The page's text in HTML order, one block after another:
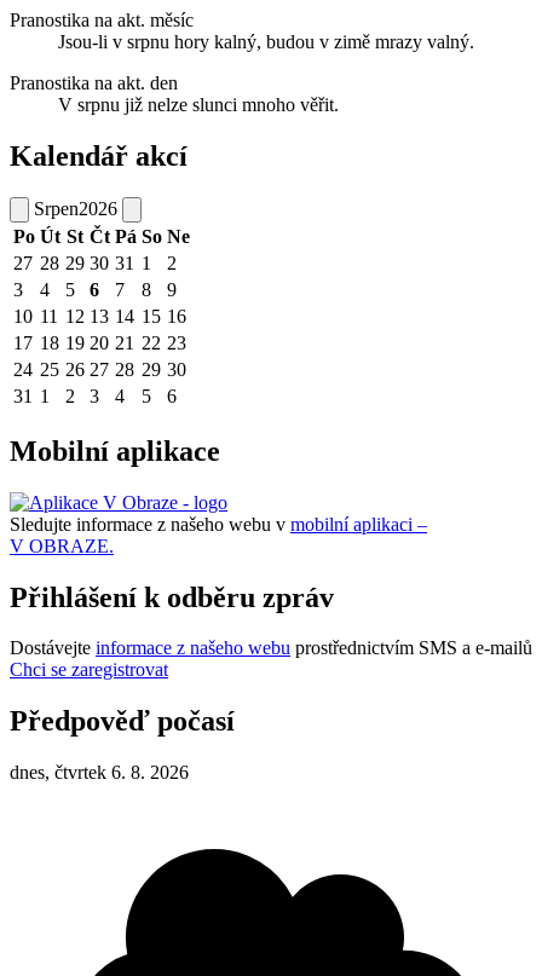
Pranostika na akt. měsíc
Jsou-li v srpnu hory kalný, budou v zimě mrazy valný.
Pranostika na akt. den
V srpnu již nelze slunci mnoho věřit.
Kalendář akcí
Srpen2026
Po Út St Čt Pá So Ne
27 28 29 30 31 1
2
3
4 5 6 7 8
9
10 11 12 13 14 15 16
17 18 19 20 21 22 23
24 25 26 27 28 29 30
31 1 2 3 4 5 6
Mobilní aplikace
Sledujte informace z našeho webu v mobilní aplikaci –
V OBRAZE.
Přihlášení k odběru zpráv
Dostávejte informace z našeho webu prostřednictvím SMS a e-mailů
Chci se zaregistrovat
Předpověď počasí
dnes, čtvrtek 6. 8. 2026